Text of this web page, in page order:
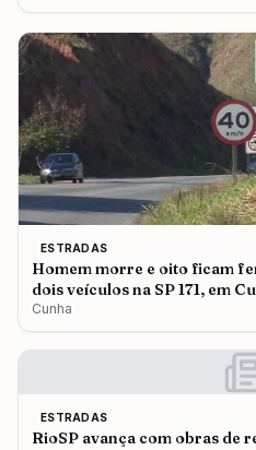
ESTRADAS
Homem morre e oito ficam
dois veículos na SP 171, em
Cunha
ESTRADAS
RioSP avança com obras de